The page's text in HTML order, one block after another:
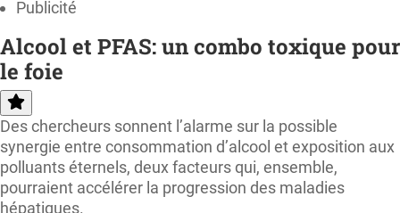
Publicité
Alcool et PFAS: un combo toxique pour
le foie
Des chercheurs sonnent l’alarme sur la possible
synergie entre consommation d’alcool et exposition aux
polluants éternels, deux facteurs qui, ensemble,
pourraient accélérer la progression des maladies
hépatiques.